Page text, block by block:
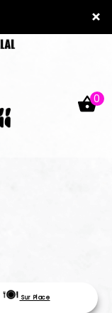
×
0
Sur Place